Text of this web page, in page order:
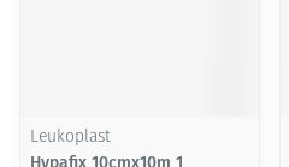
Leukoplast
Hypafix 10cmx10m 1